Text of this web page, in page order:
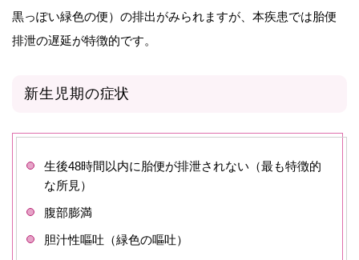
黒っぽい緑色の便）の排出がみられますが、本疾患では胎便
排泄の遅延が特徴的です。
新生児期の症状
生後48時間以内に胎便が排泄されない（最も特徴的
な所見）
腹部膨満
胆汁性嘔吐（緑色の嘔吐）